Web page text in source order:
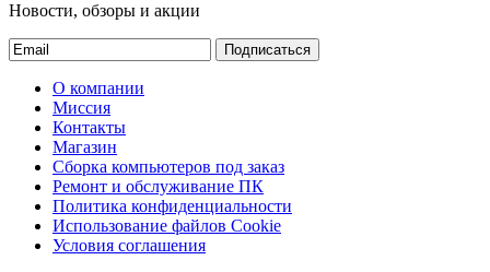
Новости, обзоры и акции
Подписаться
О компании
Миссия
Контакты
Магазин
Сборка компьютеров под заказ
Ремонт и обслуживание ПК
Политика конфиденциальности
Использование файлов Cookie
Условия соглашения